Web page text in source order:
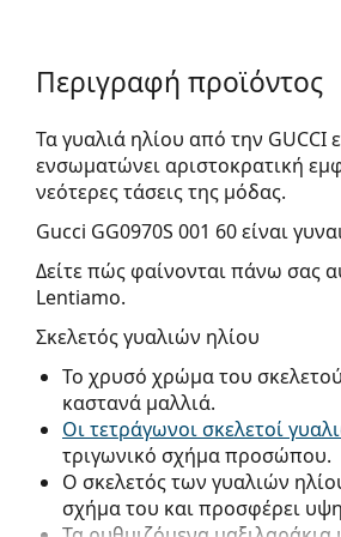
Περιγραφή προϊόντος
Τα γυαλιά ηλίου από την
ενσωματώνει αριστοκρατική
νεότερες τάσεις της μόδας.
Gucci GG0970S 001 60είναι
Δείτε πώς φαίνονται πάνω σας
Lentiamo.
Σκελετός γυαλιών ηλίου
Το χρυσό χρώμα του
καστανά μαλλιά.
Οι τετράγωνοι σκελετοί
τριγωνικό σχήμα προσώπου.
Ο σκελετός των γυαλιών
σχήμα του και προσφέρει